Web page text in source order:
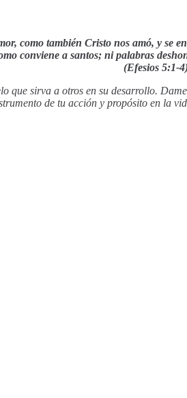
como también Cristo nos amó, y
conviene a santos; ni palabras
(Efesios 5:1-
que sirva a otros en su desarrollo.
de tu acción y propósito en la